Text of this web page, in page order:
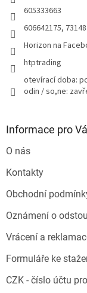
605333663
606642175,
Horizon na
htptrading
otevírací doba:
odin / so,ne:
Informace pro
O nás
Kontakty
Obchodní
Oznámení o
Vrácení a
Formuláře ke
CZK - číslo účtu